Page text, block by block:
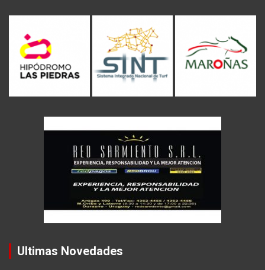
Ultimas Novedades